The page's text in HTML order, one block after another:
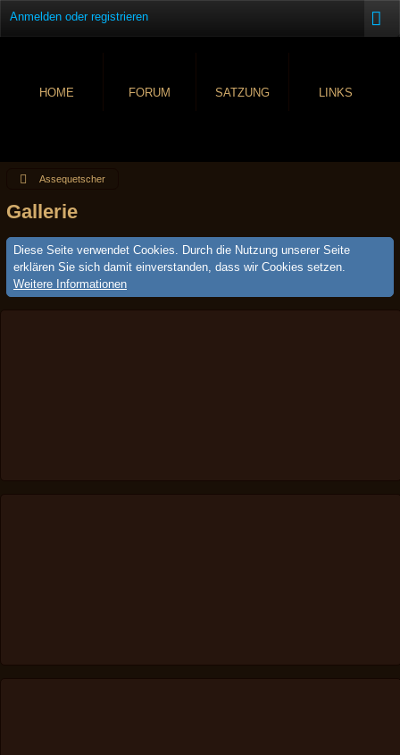
Anmelden oder registrieren
HOME FORUM SATZUNG LINKS
Assequetscher
Gallerie
Diese Seite verwendet Cookies. Durch die Nutzung unserer Seite
erklären Sie sich damit einverstanden, dass wir Cookies setzen.
Weitere Informationen